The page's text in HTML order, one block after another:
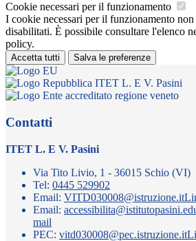
Cookie necessari per il funzionamento
I cookie necessari per il funzionamento non
disabilitati. È possibile consultare l'elenco
policy.
Accetta tutti Salva le preferenze
ITET L. E V. Pasini
Contatti
ITET L. E V. Pasini
Via Tito Livio, 1 - 36015 Schio (VI)
Tel: 0445 529902
Email: VITD030008@istruzione.it
Email:
mail
PEC: vitd030008@pec.istruzione.it